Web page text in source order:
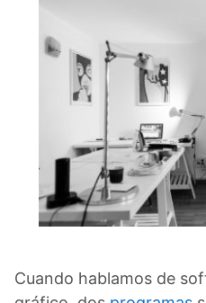
Cuando hablamos de